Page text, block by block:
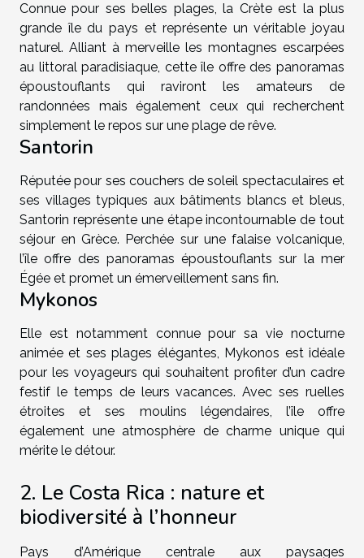
Connue pour ses belles plages, la Crète est la plus
grande île du pays et représente un véritable joyau
naturel. Alliant à merveille les montagnes escarpées
au littoral paradisiaque, cette île offre des panoramas
époustouflants qui raviront les amateurs de
randonnées mais également ceux qui recherchent
simplement le repos sur une plage de rêve.
Santorin
Réputée pour ses couchers de soleil spectaculaires et
ses villages typiques aux bâtiments blancs et bleus,
Santorin représente une étape incontournable de tout
séjour en Grèce. Perchée sur une falaise volcanique,
l’île offre des panoramas époustouflants sur la mer
Égée et promet un émerveillement sans fin.
Mykonos
Elle est notamment connue pour sa vie nocturne
animée et ses plages élégantes, Mykonos est idéale
pour les voyageurs qui souhaitent profiter d’un cadre
festif le temps de leurs vacances. Avec ses ruelles
étroites et ses moulins légendaires, l’île offre
également une atmosphère de charme unique qui
mérite le détour.
2. Le Costa Rica : nature et
biodiversité à l’honneur
Pays d’Amérique centrale aux paysages